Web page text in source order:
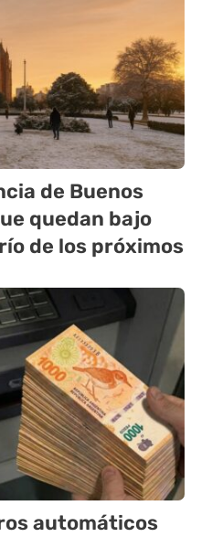
de Buenos
quedan bajo
de los próximos
automáticos